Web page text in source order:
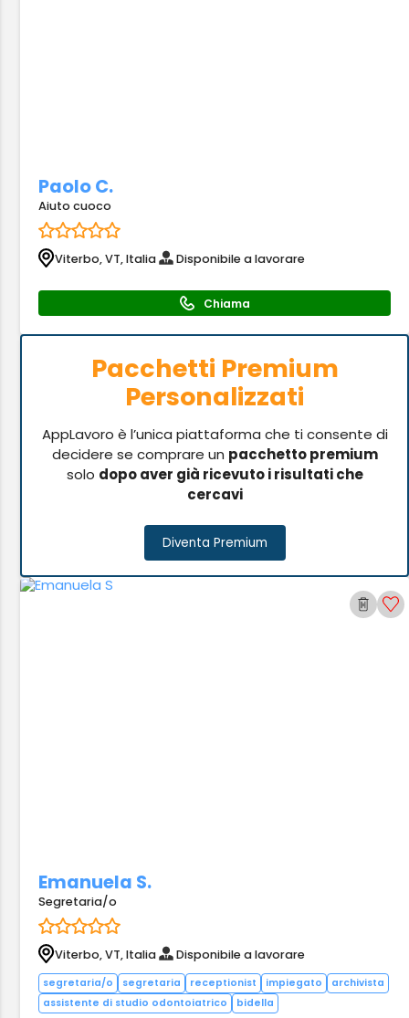
Paolo C.
Aiuto cuoco
Viterbo, VT, Italia Disponibile a lavorare
Chiama
Pacchetti Premium
Personalizzati
AppLavoro è l’unica piattaforma che ti consente di
decidere se comprare un pacchetto premium
solo dopo aver già ricevuto i risultati che
cercavi
Diventa Premium
Emanuela S.
Segretaria/o
Viterbo, VT, Italia Disponibile a lavorare
segretaria/o segretaria receptionist impiegato
archivista
assistente di studio odontoiatrico
bidella